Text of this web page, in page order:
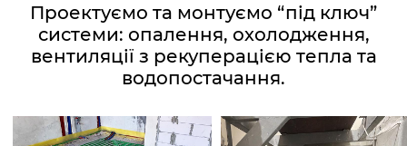
Проектуємо та монтуємо “під ключ”
системи: опалення, охолодження,
вентиляції з рекуперацією тепла та
водопостачання.